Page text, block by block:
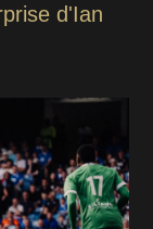
d'Ian